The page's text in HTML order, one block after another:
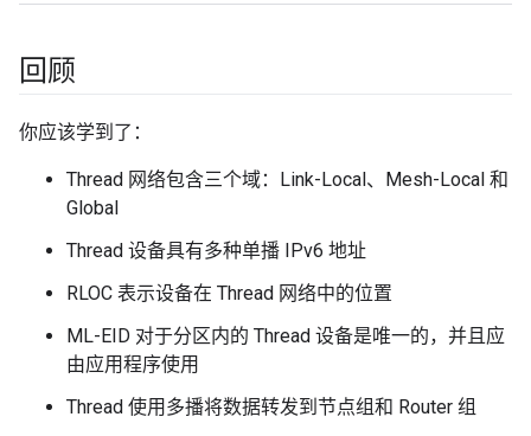
回顾
你应该学到了：
Thread 网络包含三个域：Link-Local、Mesh-Local 和
Global
Thread 设备具有多种单播 IPv6 地址
RLOC 表示设备在 Thread 网络中的位置
ML-EID 对于分区内的 Thread 设备是唯一的，并且应
由应用程序使用
Thread 使用多播将数据转发到节点组和 Router 组